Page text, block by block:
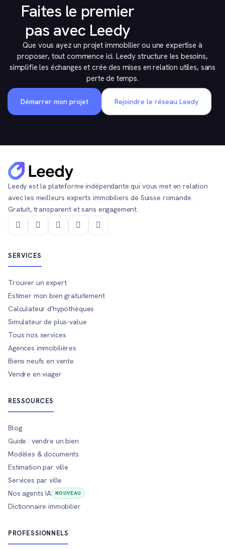
Faites le premier
pas avec Leedy
Que vous ayez un projet immobilier ou une expertise à
proposer, tout commence ici. Leedy structure les besoins,
simplifie les échanges et crée des mises en relation utiles, sans
perte de temps.
Démarrer mon projet Rejoindre le réseau Leedy
Leedy est la plateforme indépendante qui vous met en relation
avec les meilleurs experts immobiliers de Suisse romande.
Gratuit, transparent et sans engagement.
SERVICES
Trouver un expert
Estimer mon bien gratuitement
Calculateur d'hypothèques
Simulateur de plus-value
Tous nos services
Agences immobilières
Biens neufs en vente
Vendre en viager
RESSOURCES
Blog
Guide : vendre un bien
Modèles & documents
Estimation par ville
Services par ville
Nos agents IA
NOUVEAU
Dictionnaire immobilier
PROFESSIONNELS